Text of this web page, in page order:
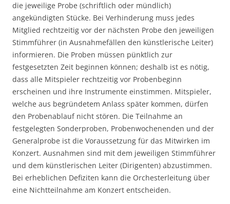
die jeweilige Probe (schriftlich oder mündlich)
angekündigten Stücke. Bei Verhinderung muss jedes
Mitglied rechtzeitig vor der nächsten Probe den jeweiligen
Stimmführer (in Ausnahmefällen den künstlerische Leiter)
informieren. Die Proben müssen pünktlich zur
festgesetzten Zeit beginnen können; deshalb ist es nötig,
dass alle Mitspieler rechtzeitig vor Probenbeginn
erscheinen und ihre Instrumente einstimmen. Mitspieler,
welche aus begründetem Anlass später kommen, dürfen
den Probenablauf nicht stören. Die Teilnahme an
festgelegten Sonderproben, Probenwochenenden und der
Generalprobe ist die Voraussetzung für das Mitwirken im
Konzert. Ausnahmen sind mit dem jeweiligen Stimmführer
und dem künstlerischen Leiter (Dirigenten) abzustimmen.
Bei erheblichen Defiziten kann die Orchesterleitung über
eine Nichtteilnahme am Konzert entscheiden.